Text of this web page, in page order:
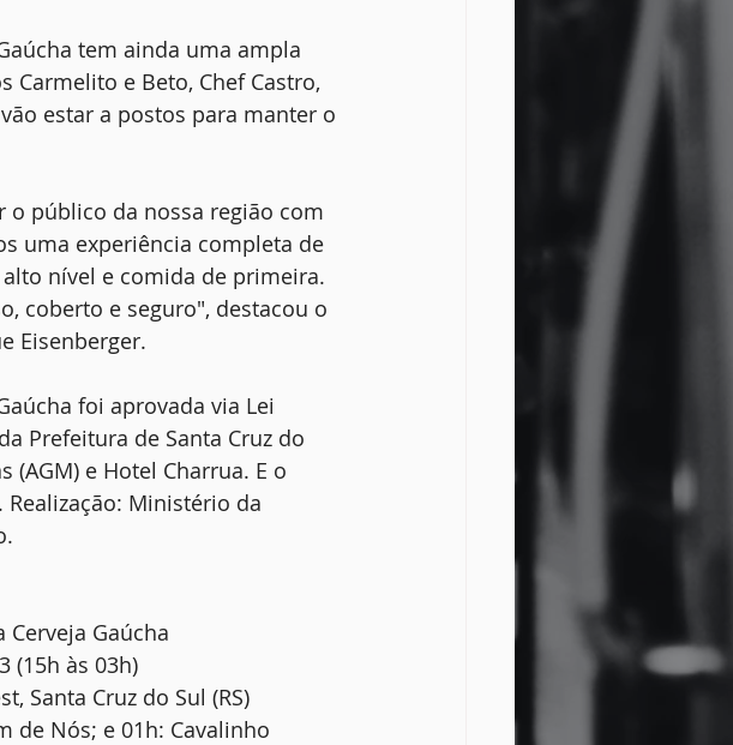
tem ainda uma ampla
Carmelito e Beto, Chef Castro,
estar a postos para manter o
o público da nossa região com
uma experiência completa de
nível e comida de primeira.
coberto e seguro", destacou o
Eisenberger.
foi aprovada via Lei
Prefeitura de Santa Cruz do
(AGM) e Hotel Charrua. E o
Realização: Ministério da
Gaúcha
(15h às 03h)
Santa Cruz do Sul (RS)
de Nós; e 01h: Cavalinho